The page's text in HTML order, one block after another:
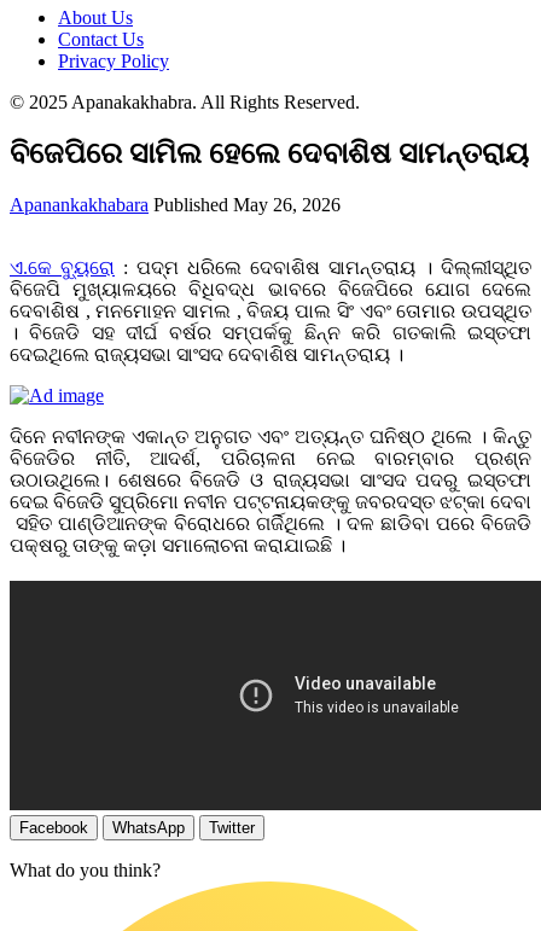
About Us
Contact Us
Privacy Policy
© 2025 Apanakakhabra. All Rights Reserved.
ବିଜେପିରେ ସାମିଲ ହେଲେ ଦେବାଶିଷ ସାମନ୍ତରାୟ
Apanankakhabara Published May 26, 2026
ଏ.କେ ବ୍ୟୁରୋ : ପଦ୍ମ ଧରିଲେ ଦେବାଶିଷ ସାମନ୍ତରାୟ । ଦିଲ୍ଲୀସ୍ଥିତ
ବିଜେପି ମୁଖ୍ୟାଳୟରେ ବିଧିବଦ୍ଧ ଭାବରେ ବିଜେପିରେ ଯୋଗ ଦେଲେ
ଦେବାଶିଷ , ମନମୋହନ ସାମଲ , ବିଜୟ ପାଲ ସିଂ ଏବଂ ତୋମାର ଉପସ୍ଥିତ
। ବିଜେଡି ସହ ଦୀର୍ଘ ବର୍ଷର ସମ୍ପର୍କକୁ ଛିନ୍ନ କରି ଗତକାଲି ଇସ୍ତଫା
ଦେଇଥିଲେ ରାଜ୍ୟସଭା ସାଂସଦ ଦେବାଶିଷ ସାମନ୍ତରାୟ ।
ଦିନେ ନବୀନଙ୍କ ଏକାନ୍ତ ଅନୁଗତ ଏବଂ ଅତ୍ୟନ୍ତ ଘନିଷ୍ଠ ଥିଲେ । କିନ୍ତୁ
ବିଜେଡିର ନୀତି, ଆଦର୍ଶ, ପରିଚାଳନା ନେଇ ବାରମ୍ବାର ପ୍ରଶ୍ନ
ଉଠାଉଥିଲେ। ଶେଷରେ ବିଜେଡି ଓ ରାଜ୍ୟସଭା ସାଂସଦ ପଦରୁ ଇସ୍ତଫା
ଦେଇ ବିଜେଡି ସୁପ୍ରିମୋ ନବୀନ ପଟ୍ଟନାୟକଙ୍କୁ ଜବରଦସ୍ତ ଝଟ୍‌କା ଦେବା
ସହିତ ପାଣ୍ଡିଆନଙ୍କ ବିରୋଧରେ ଗର୍ଜିଥିଲେ । ଦଳ ଛାଡିବା ପରେ ବିଜେଡି
ପକ୍ଷରୁ ତାଙ୍କୁ କଡ଼ା ସମାଲୋଚନା କରାଯାଇଛି ।
Facebook WhatsApp Twitter
What do you think?